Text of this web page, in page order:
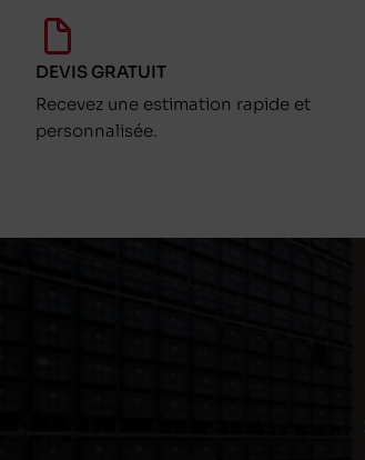
DEVIS GRATUIT
Recevez une estimation rapide et
personnalisée.